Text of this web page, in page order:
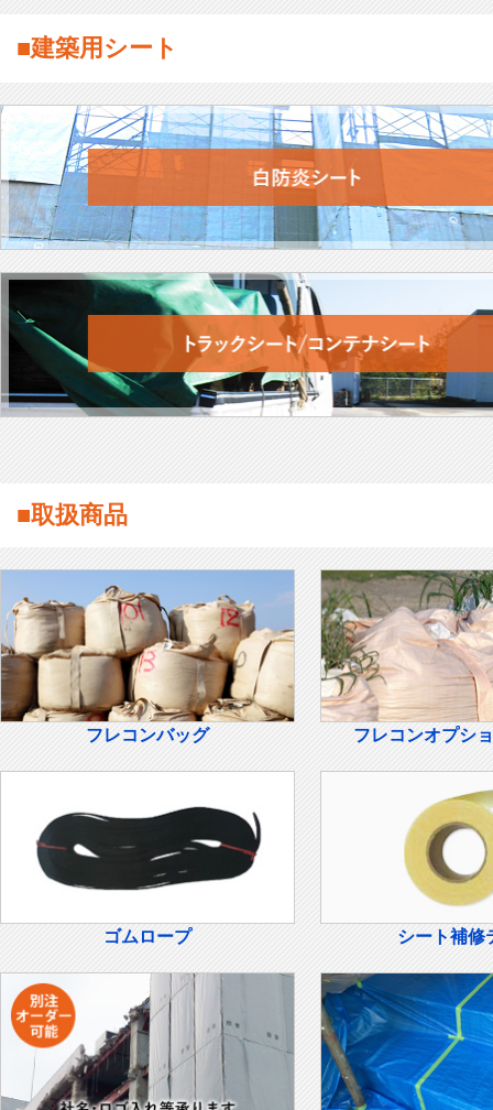
■建築用シート
■取扱商品
フレコンバッグ フレコンオプシ
ゴムロープ シート補修